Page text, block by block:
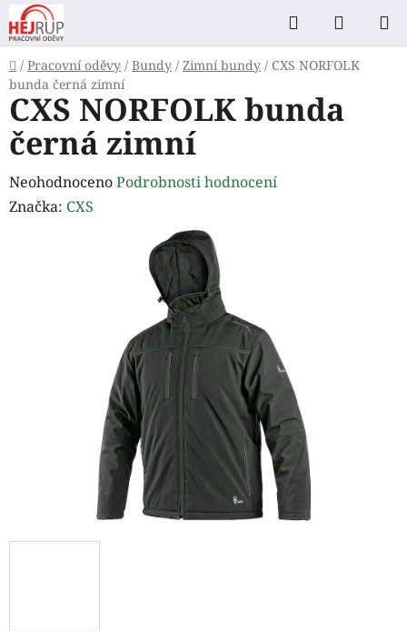
Přejít
na
obsah
Hledat
KOŠÍK
Domů
/ Pracovní oděvy / Bundy / Zimní bundy / CXS NORFOLK
bunda černá zimní
CXS NORFOLK bunda
černá zimní
Průměrné
hodnocení
NeohodnocenoPodrobnosti hodnocení
Značka: CXS